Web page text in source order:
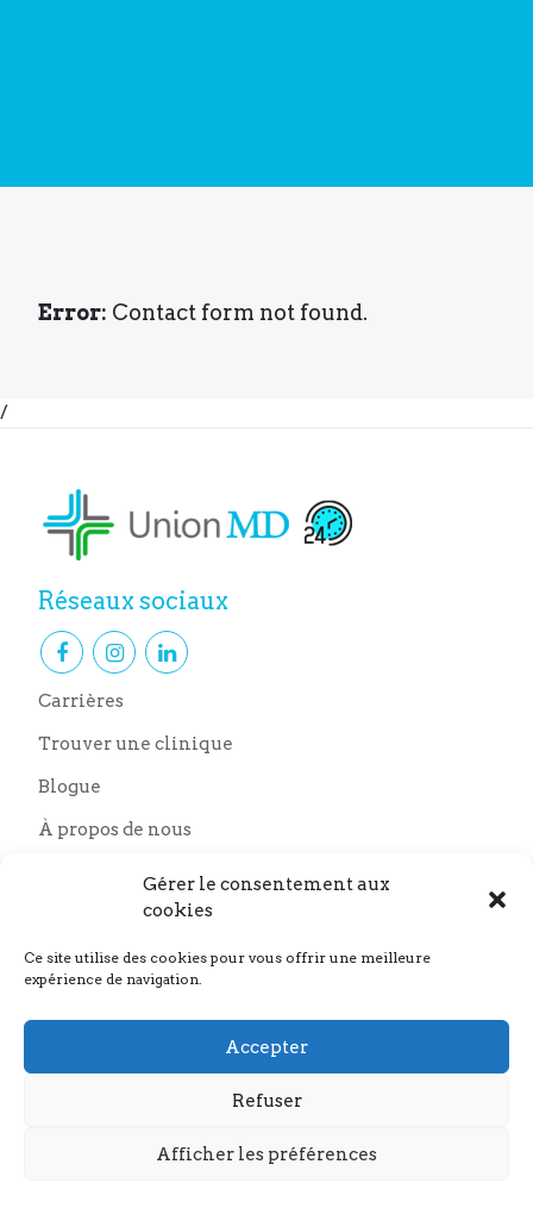
Gérer le consentement aux
cookies
Ce site utilise des cookies pour vous offrir une meilleure
expérience de navigation.
Accepter
Refuser
Afficher les préférences
Error: Contact form not found.
/
Réseaux sociaux
Carrières
Trouver une clinique
Blogue
À propos de nous
Nous joindre
Nos partenaires